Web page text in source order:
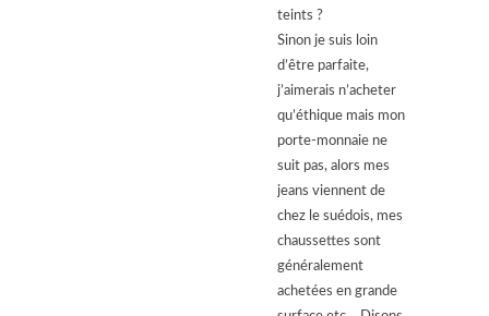
teints ?
Sinon je suis loin
d’être parfaite,
j’aimerais n’acheter
qu’éthique mais mon
porte-monnaie ne
suit pas, alors mes
jeans viennent de
chez le suédois, mes
chaussettes sont
généralement
achetées en grande